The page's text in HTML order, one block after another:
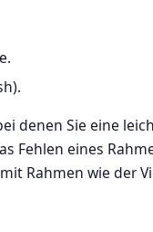
denen Sie eine
Fehlen eines
Rahmen wie der